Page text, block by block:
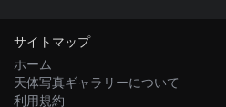
サイトマップ
ホーム
天体写真ギャラリーについて
利用規約